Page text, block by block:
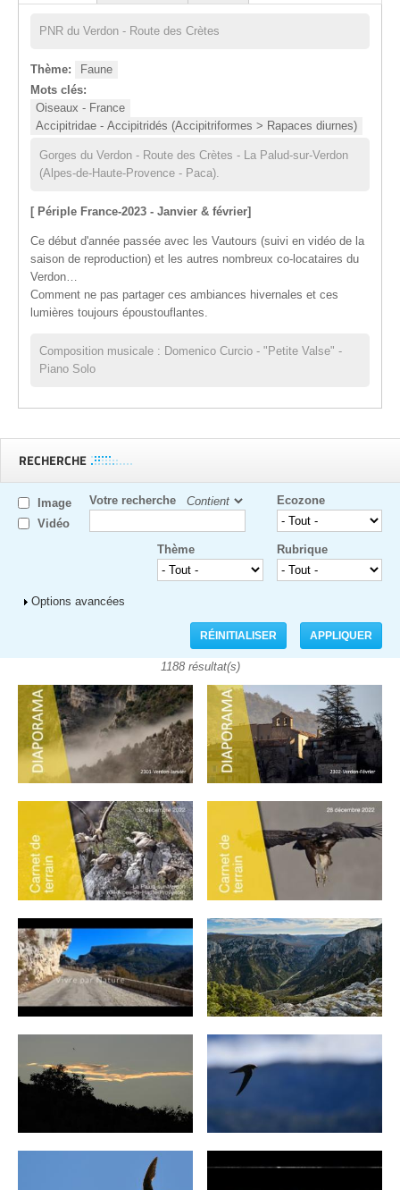
(onglet actif)
PNR du Verdon - Route des Crètes
Thème:
Faune
Mots clés:
Oiseaux - France
Accipitridae - Accipitridés (Accipitriformes > Rapaces diurnes)
Gorges du Verdon - Route des Crètes - La Palud-sur-Verdon
(Alpes-de-Haute-Provence - Paca).
[ Périple France-2023 - Janvier & février]
Ce début d'année passée avec les Vautours (suivi en vidéo de la
saison de reproduction) et les autres nombreux co-locataires du
Verdon…
Comment ne pas partager ces ambiances hivernales et ces
lumières toujours époustouflantes.
Composition musicale : Domenico Curcio - "Petite Valse" -
Piano Solo
RECHERCHE
Image
Vidéo
Votre recherche Ecozone
Rubrique
Thème
Afficher
Options avancées
1188 résultat(s)
Pages